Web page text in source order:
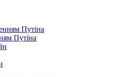
Путіна